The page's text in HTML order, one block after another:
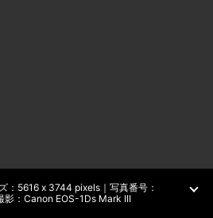
：5616 x 3744 pixels｜写真番号：
：Canon EOS-1Ds Mark III